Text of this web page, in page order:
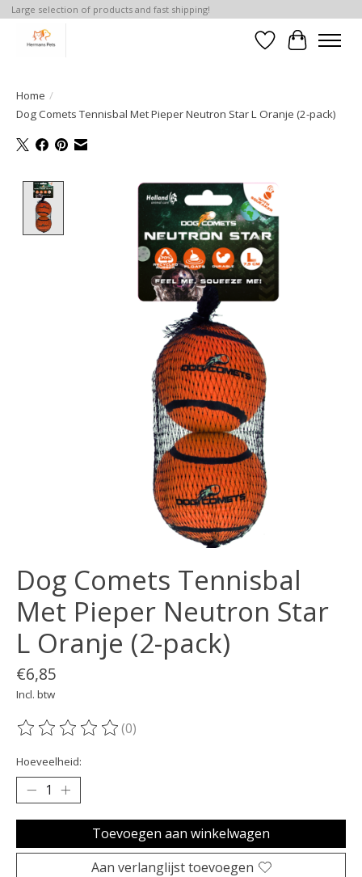
Large selection of products and fast shipping!
Verlanglijst
Home /
Dog Comets Tennisbal Met Pieper Neutron Star L Oranje (2-pack)
Product image slideshow Items
Dog Comets Tennisbal
Met Pieper Neutron Star
L Oranje (2-pack)
€6,85
Incl. btw
De beoordeling van dit product is
(0)
Hoeveelheid:
Toevoegen aan winkelwagen
Aan verlanglijst toevoegen